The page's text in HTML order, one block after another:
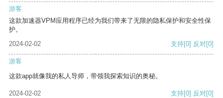
游客
这款加速器VPM应用程序已经为我们带来了无限的隐私保护和安全性保
护。
2024-02-02
支持[0] 反对[0]
游客
这款app就像我的私人导师，带领我探索知识的奥秘。
2024-02-02 支持[0] 反对[0]